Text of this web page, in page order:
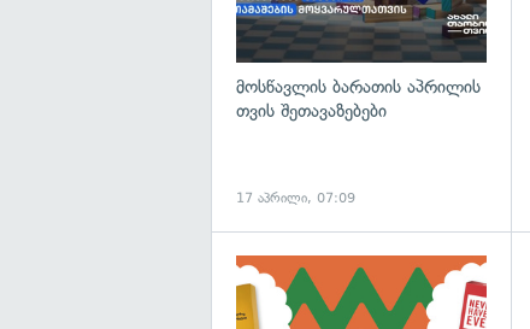
მოსწავლის ბარათის აპრილის
თვის შეთავაზებები
17 აპრილი, 07:09